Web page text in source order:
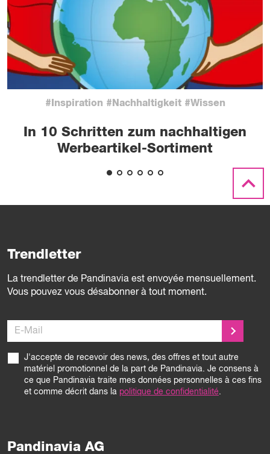
#Inspiration #Nachhaltigkeit #Wissen
In 10 Schritten zum nachhaltigen
Werbeartikel-Sortiment
Trendletter
La trendletter de Pandinavia est envoyée mensuellement.
Vous pouvez vous désabonner à tout moment.
E-Mail
J'accepte de recevoir des news, des offres et tout autre
matériel promotionnel de la part de Pandinavia. Je consens à
ce que Pandinavia traite mes données personnelles à ces fins
et comme décrit dans la politique de confidentialité.
Pandinavia AG